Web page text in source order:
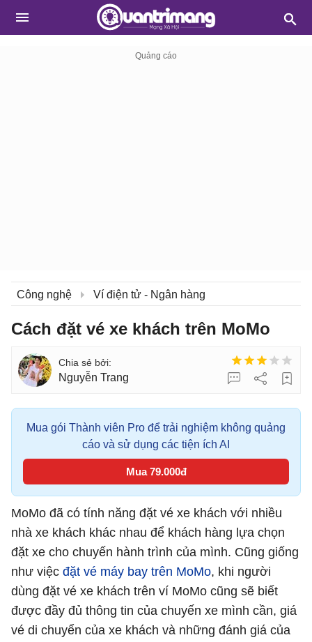
Công nghệ Ví điện tử - Ngân hàng
Cách đặt vé xe khách trên MoMo
Nguyễn Trang
Mua gói Thành viên Pro để trải nghiệm không quảng
cáo và sử dụng các tiện ích AI
Mua 79.000đ
MoMo đã có tính năng đặt vé xe khách với nhiều
nhà xe khách khác nhau để khách hàng lựa chọn
đặt xe cho chuyến hành trình của mình. Cũng giống
như việc đặt vé máy bay trên MoMo, khi người
dùng đặt vé xe khách trên ví MoMo cũng sẽ biết
được đầy đủ thông tin của chuyến xe mình cần, giá
vé di chuyển của xe khách và những đánh giá của